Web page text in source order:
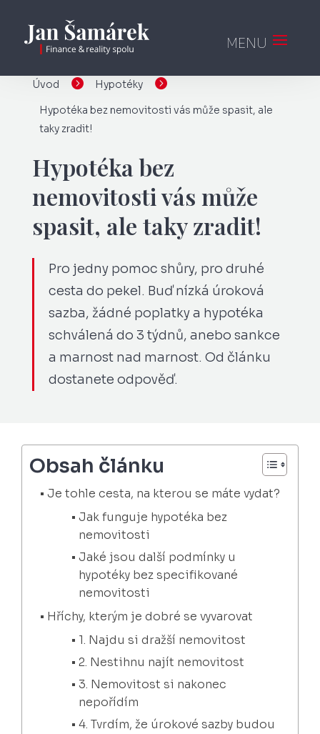
Úvod  Hypotéky 
Hypotéka bez nemovitosti vás může spasit, ale
taky zradit!
Hypotéka bez
nemovitosti vás může
spasit, ale taky zradit!
Pro jedny pomoc shůry, pro druhé
cesta do pekel. Buď nízká úroková
sazba, žádné poplatky a hypotéka
schválená do 3 týdnů, anebo sankce
a marnost nad marnost. Od článku
dostanete odpověď.
Obsah článku
Je tohle cesta, na kterou se máte vydat?
Jak funguje hypotéka bez
nemovitosti
Jaké jsou další podmínky u
hypotéky bez specifikované
nemovitosti
Hříchy, kterým je dobré se vyvarovat
1. Najdu si dražší nemovitost
2. Nestihnu najít nemovitost
3. Nemovitost si nakonec
nepořídím
4. Tvrdím, že úrokové sazby budou